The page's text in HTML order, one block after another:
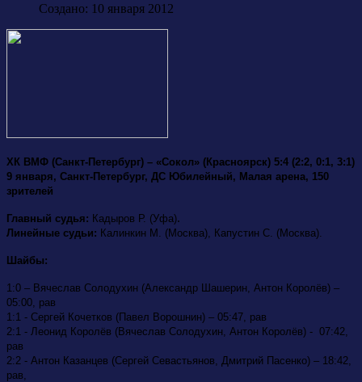
Создано: 10 января 2012
ХК ВМФ (Санкт-Петербург) – «Сокол» (Красноярск) 5:4 (2:2, 0:1, 3:1)
9 января, Санкт-Петербург, ДС Юбилейный, Малая арена, 150
зрителей
Главный судья: Кадыров Р. (Уфа).
Линейные судьи: Калинкин М. (Москва), Капустин С. (Москва).
Шайбы:
1:0 – Вячеслав Солодухин (Александр Шашерин, Антон Королёв) –
05:00, рав
1:1 - Сергей Кочетков (Павел Ворошнин) – 05:47, рав
2:1 - Леонид Королёв (Вячеслав Солодухин, Антон Королёв) - 07:42,
рав
2:2 - Антон Казанцев (Сергей Севастьянов, Дмитрий Пасенко) – 18:42,
рав,